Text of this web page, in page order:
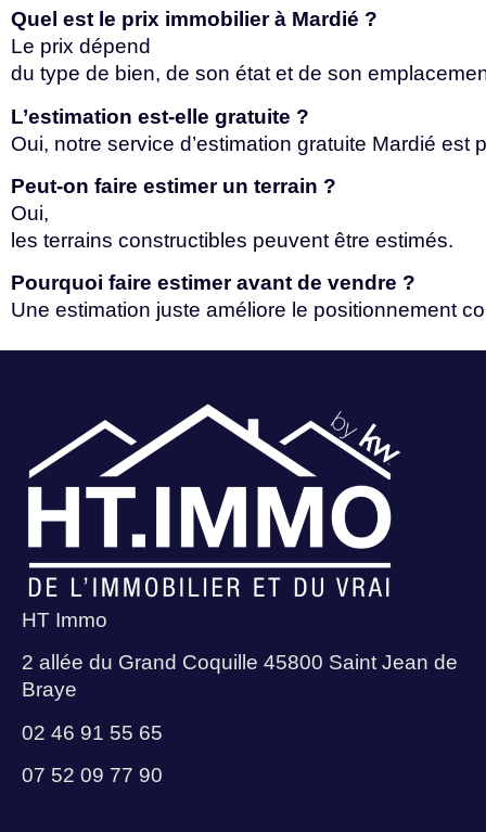
Quel est le prix immobilier à Mardié ?
Le prix dépend
du type de bien, de son état et de son
L’estimation est-elle gratuite ?
Oui, notre service d’estimation gratuite Mardié est
Peut-on faire estimer un terrain ?
Oui,
les terrains constructibles peuvent être estimés.
Pourquoi faire estimer avant de vendre ?
Une estimation juste améliore le positionnement
HT Immo
2 allée du Grand Coquille 45800 Saint Jean de
Braye
02 46 91 55 65
07 52 09 77 90